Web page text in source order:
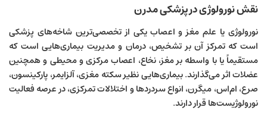
نقش نورولوژی در پزشکی مدرن
نورولوژی یا علم مغز و اعصاب یکی از تخصصی‌ترین شاخه‌های پزشکی
است که تمرکز آن بر تشخیص، درمان و مدیریت بیماری‌هایی است که
مستقیماً یا با واسطه بر مغز، نخاع، اعصاب مرکزی و محیطی و همچنین
عضلات اثر می‌گذارند. بیماری‌هایی نظیر سکته مغزی، آلزایمر، پارکینسون،
صرع، ام‌اس، میگرن، انواع سردردها و اختلالات تمرکزی، در عرصه فعالیت
نورولوژیست‌ها قرار دارند.